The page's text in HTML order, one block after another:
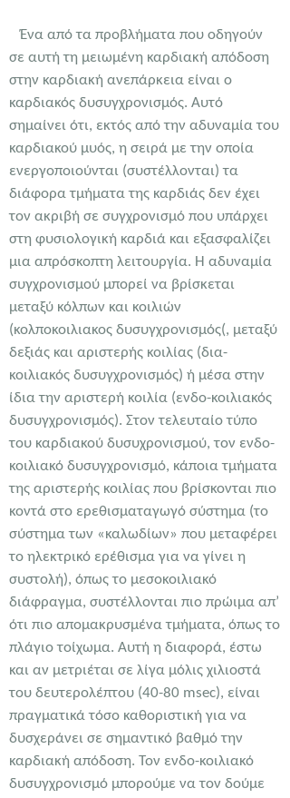
Ένα από τα προβλήματα που οδηγούν
σε αυτή τη μειωμένη καρδιακή απόδοση
στην καρδιακή ανεπάρκεια είναι ο
καρδιακός δυσυγχρονισμός. Αυτό
σημαίνει ότι, εκτός από την αδυναμία του
καρδιακού μυός, η σειρά με την οποία
ενεργοποιούνται (συστέλλονται) τα
διάφορα τμήματα της καρδιάς δεν έχει
τον ακριβή σε συγχρονισμό που υπάρχει
στη φυσιολογική καρδιά και εξασφαλίζει
μια απρόσκοπτη λειτουργία. Η αδυναμία
συγχρονισμού μπορεί να βρίσκεται
μεταξύ κόλπων και κοιλιών
(κολποκοιλιακος δυσυγχρονισμός(, μεταξύ
δεξιάς και αριστερής κοιλίας (δια-
κοιλιακός δυσυγχρονισμός) ή μέσα στην
ίδια την αριστερή κοιλία (ενδο-κοιλιακός
δυσυγχρονισμός). Στον τελευταίο τύπο
του καρδιακού δυσυχρονισμού, τον ενδο-
κοιλιακό δυσυγχρονισμό, κάποια τμήματα
της αριστερής κοιλίας που βρίσκονται πιο
κοντά στο ερεθισματαγωγό σύστημα (το
σύστημα των «καλωδίων» που μεταφέρει
το ηλεκτρικό ερέθισμα για να γίνει η
συστολή), όπως το μεσοκοιλιακό
διάφραγμα, συστέλλονται πιο πρώιμα απ’
ότι πιο απομακρυσμένα τμήματα, όπως το
πλάγιο τοίχωμα. Αυτή η διαφορά, έστω
και αν μετριέται σε λίγα μόλις χιλιοστά
του δευτερολέπτου (40-80 msec), είναι
πραγματικά τόσο καθοριστική για να
δυσχεράνει σε σημαντικό βαθμό την
καρδιακή απόδοση. Τον ενδο-κοιλιακό
δυσυγχρονισμό μπορούμε να τον δούμε